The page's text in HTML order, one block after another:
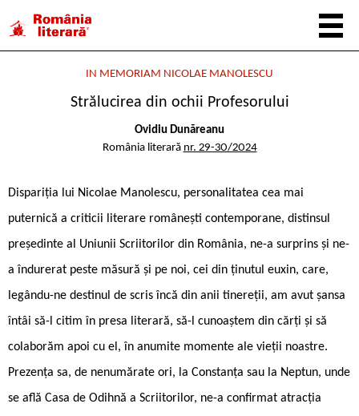
IN MEMORIAM NICOLAE MANOLESCU
Strălucirea din ochii Profesorului
Ovidiu Dunăreanu
România literară nr. 29-30/2024
Dispariția lui Nicolae Manolescu, personalitatea cea mai
puternică a criticii literare românești contemporane, distinsul
președinte al Uniunii Scriitorilor din România, ne-a surprins și ne-
a îndurerat peste măsură și pe noi, cei din ținutul euxin, care,
legându-ne destinul de scris încă din anii tinereții, am avut șansa
întâi să-l citim în presa literară, să-l cunoaștem din cărți și să
colaborăm apoi cu el, în anumite momente ale vieții noastre.
Prezența sa, de nenumărate ori, la Constanța sau la Neptun, unde
se află Casa de Odihnă a Scriitorilor, ne-a confirmat atracția